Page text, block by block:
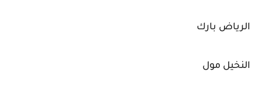
الرياض بارك
النخيل مول